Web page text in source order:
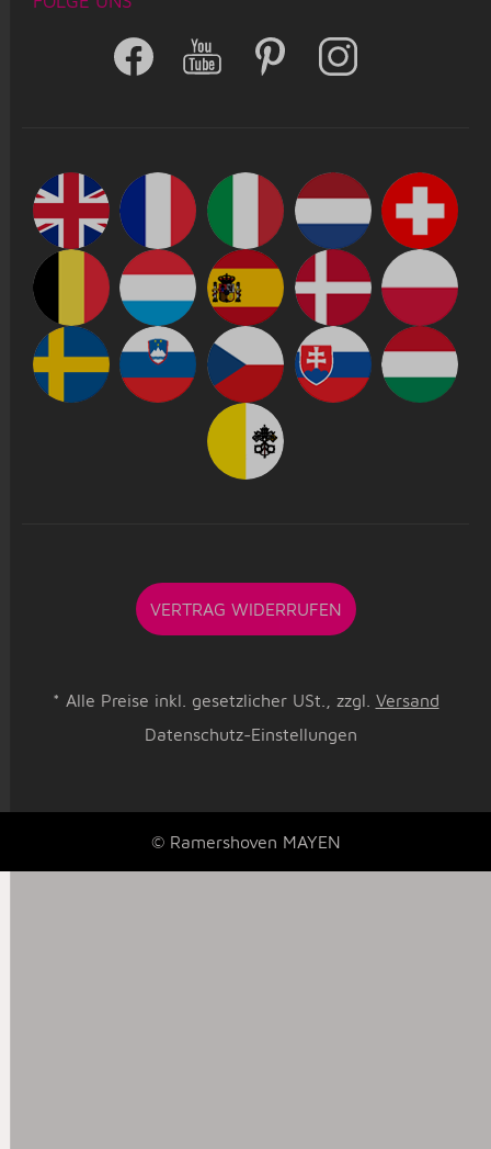
VERTRAG WIDERRUFEN
* Alle Preise inkl. gesetzlicher USt., zzgl. Versand
Datenschutz-Einstellungen
© Ramershoven MAYEN